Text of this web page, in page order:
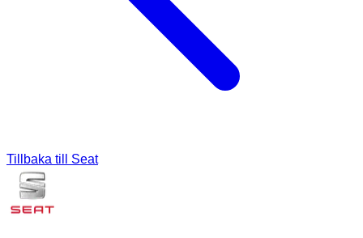
Tillbaka till Seat